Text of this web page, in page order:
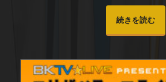
続きを読む